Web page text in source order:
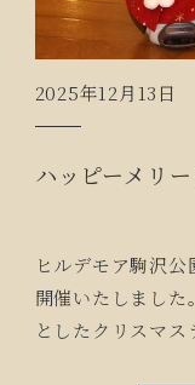
2025年12月13日
ハッピーメリ
ヒルデモア駒沢
開催いたしました
としたクリスマ